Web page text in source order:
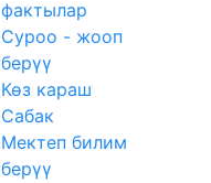
фактылар
Суроо - жооп
берүү
Көз караш
Сабак
Мектеп билим
берүү